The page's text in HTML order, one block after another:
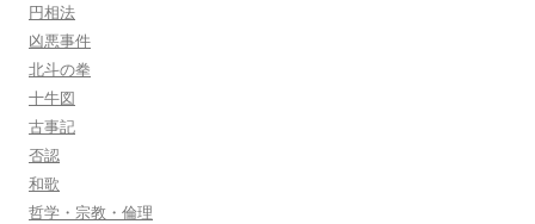
円相法
凶悪事件
北斗の拳
十牛図
古事記
否認
和歌
哲学・宗教・倫理